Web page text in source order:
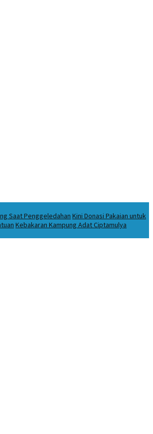
Saat Penggeledahan Kini Donasi Pakaian untuk
Kebakaran Kampung Adat Ciptamulya